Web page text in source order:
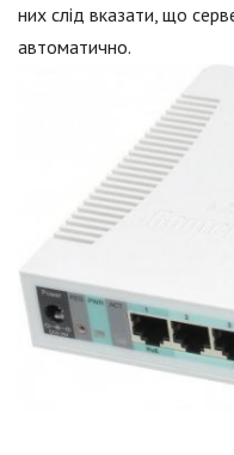
них слід вказати, що
автоматично.